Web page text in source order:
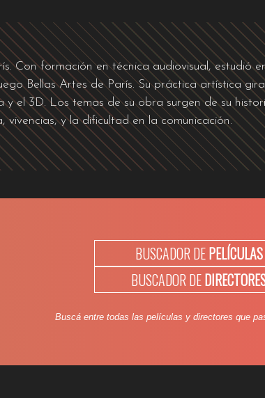
Con formación en técnica audiovisual, estudió
Bellas Artes de París. Su práctica artística
el 3D. Los temas de su obra surgen de su
vivencias, y la dificultad en la comunicación.
BUSCADOR DEPELÍCULAS
BUSCADOR DE
Buscá entre todas las películas y directores que